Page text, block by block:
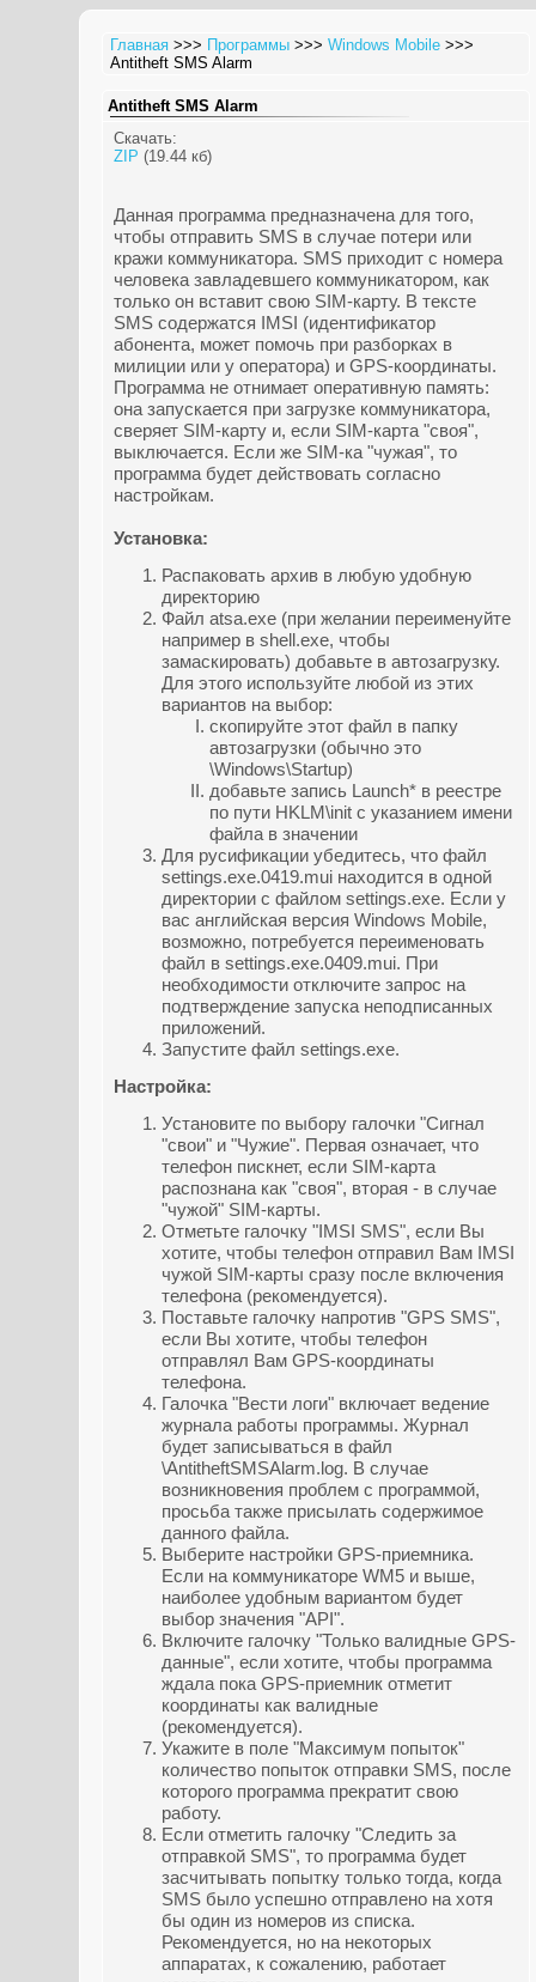
Главная >>> Программы >>>Windows Mobile >>>
Antitheft SMS Alarm
Antitheft SMS Alarm
Скачать:
ZIP (19.44 кб)
Данная программа предназначена для того,
чтобы отправить SMS в случае потери или
кражи коммуникатора. SMS приходит с номера
человека завладевшего коммуникатором, как
только он вставит свою SIM-карту. В тексте
SMS содержатся IMSI (идентификатор
абонента, может помочь при разборках в
милиции или у оператора) и GPS-координаты.
Программа не отнимает оперативную память:
она запускается при загрузке коммуникатора,
сверяет SIM-карту и, если SIM-карта "своя",
выключается. Если же SIM-ка "чужая", то
программа будет действовать согласно
настройкам.
Установка:
Распаковать архив в любую удобную
директорию
Файл atsa.exe (при желании переименуйте
например в shell.exe, чтобы
замаскировать) добавьте в автозагрузку.
Для этого используйте любой из этих
вариантов на выбор:
скопируйте этот файл в папку
автозагрузки (обычно это
\Windows\Startup)
добавьте запись Launch* в реестре
по пути HKLM\init с указанием имени
файла в значении
Для русификации убедитесь, что файл
settings.exe.0419.mui находится в одной
директории с файлом settings.exe. Если у
вас английская версия Windows Mobile,
возможно, потребуется переименовать
файл в settings.exe.0409.mui. При
необходимости отключите запрос на
подтверждение запуска неподписанных
приложений.
Запустите файл settings.exe.
Настройка:
Установите по выбору галочки "Сигнал
"свои" и "Чужие". Первая означает, что
телефон пискнет, если SIM-карта
распознана как "своя", вторая - в случае
"чужой" SIM-карты.
Отметьте галочку "IMSI SMS", если Вы
хотите, чтобы телефон отправил Вам IMSI
чужой SIM-карты сразу после включения
телефона (рекомендуется).
Поставьте галочку напротив "GPS SMS",
если Вы хотите, чтобы телефон
отправлял Вам GPS-координаты
телефона.
Галочка "Вести логи" включает ведение
журнала работы программы. Журнал
будет записываться в файл
\AntitheftSMSAlarm.log. В случае
возникновения проблем с программой,
просьба также присылать содержимое
данного файла.
Выберите настройки GPS-приемника.
Если на коммуникаторе WM5 и выше,
наиболее удобным вариантом будет
выбор значения "API".
Включите галочку "Только валидные GPS-
данные", если хотите, чтобы программа
ждала пока GPS-приемник отметит
координаты как валидные
(рекомендуется).
Укажите в поле "Максимум попыток"
количество попыток отправки SMS, после
которого программа прекратит свою
работу.
Если отметить галочку "Следить за
отправкой SMS", то программа будет
засчитывать попытку только тогда, когда
SMS было успешно отправлено на хотя
бы один из номеров из списка.
Рекомендуется, но на некоторых
аппаратах, к сожалению, работает